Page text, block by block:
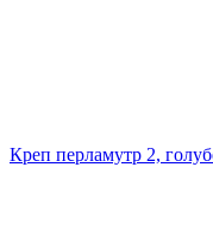
Креп перламутр 2,